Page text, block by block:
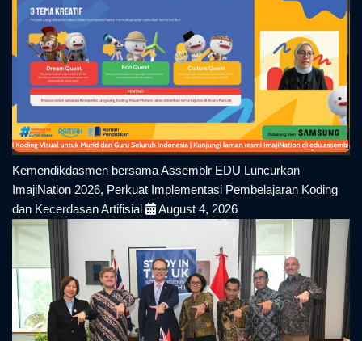
Kemendikdasmen bersama Assemblr EDU Luncurkan
ImajiNation 2026, Perkuat Implementasi Pembelajaran Koding
dan Kecerdasan Artifisial
August 4, 2026